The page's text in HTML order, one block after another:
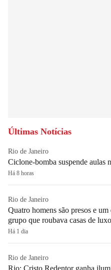
Últimas Notícias
Rio de Janeiro
Ciclone-bomba suspende aulas
Há 8 horas
Rio de Janeiro
Quatro homens são presos e
grupo que roubava casas de luxo
Há 1 dia
Rio de Janeiro
Rio: Cristo Redentor ganha